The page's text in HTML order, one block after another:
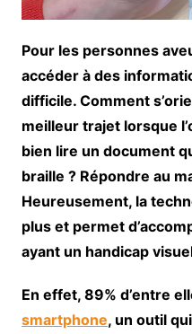
Pour les personnes
accéder à des
difficile. Comment
meilleur trajet lorsque
bien lire un document
braille ? Répondre au
Heureusement, la
plus et permet
ayant un handicap
En effet, 89% d’entre
smartphone, un outil